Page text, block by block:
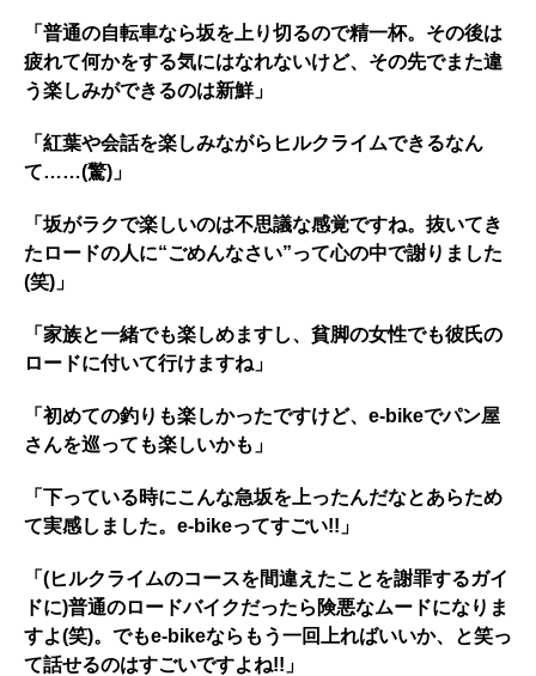
「普通の自転車なら坂を上り切るので精一杯。その後は
疲れて何かをする気にはなれないけど、その先でまた違
う楽しみができるのは新鮮」
「紅葉や会話を楽しみながらヒルクライムできるなん
て……(驚)」
「坂がラクで楽しいのは不思議な感覚ですね。抜いてき
たロードの人に“ごめんなさい”って心の中で謝りました
(笑)」
「家族と一緒でも楽しめますし、貧脚の女性でも彼氏の
ロードに付いて行けますね」
「初めての釣りも楽しかったですけど、e-bikeでパン屋
さんを巡っても楽しいかも」
「下っている時にこんな急坂を上ったんだなとあらため
て実感しました。e-bikeってすごい!!」
「(ヒルクライムのコースを間違えたことを謝罪するガイ
ドに)普通のロードバイクだったら険悪なムードになりま
すよ(笑)。でもe-bikeならもう一回上ればいいか、と笑っ
て話せるのはすごいですよね!!」